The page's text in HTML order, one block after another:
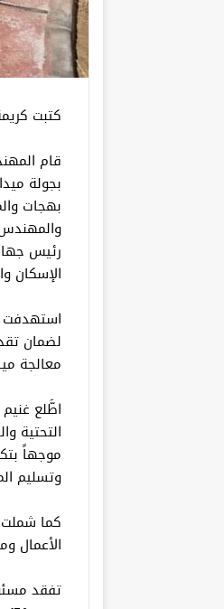
كتبت
قام
بهجات
رئيس
الإسكان
لضمان
معالجة
اطَّلع
التحتية
موجهاً
وتسليم
كما شملت
الأعمال
تفقد